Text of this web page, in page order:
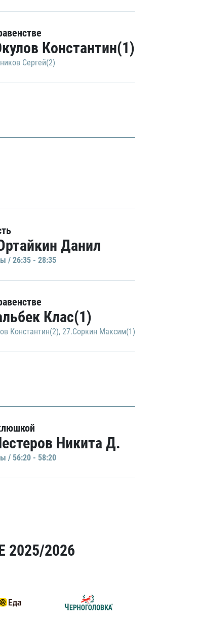
Константин(1)
Сергей(2)
Данил
/ 26:35 - 28:35
Клас(1)
Константин(2), 27.Соркин Максим(1)
Никита Д.
/ 56:20 - 58:20
2026